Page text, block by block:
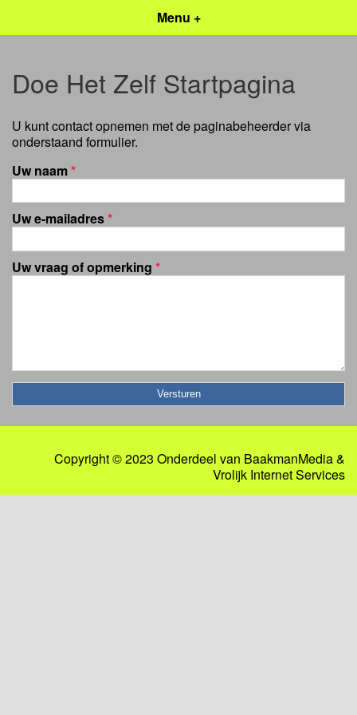
Menu +
Doe Het Zelf Startpagina
U kunt contact opnemen met de paginabeheerder via
onderstaand formulier.
Uw naam*
Uw e-mailadres*
Uw vraag of opmerking *
Copyright © 2023 Onderdeel van BaakmanMedia&
Vrolijk Internet Services